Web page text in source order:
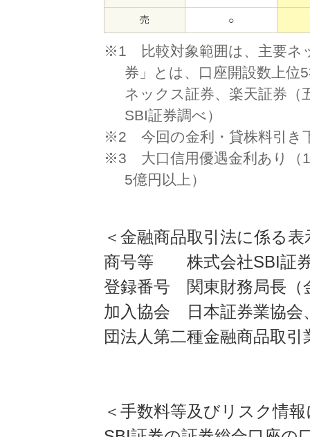
売 ○
※1 比較対象範囲は、主要ネ
券」とは、口座開設数上位
ネックス証券、楽天証券（
SBI証券調べ）
※2 今回の金利・貸株料引き
※3 大口信用優遇金利あり（1
5億円以上）
＜金融商品取引法に係る表
商号等 株式会社SBI証
登録番号 関東財務局長（
加入協会 日本証券業協会
団法人第二種金融商品取引
＜手数料等及びリスク情